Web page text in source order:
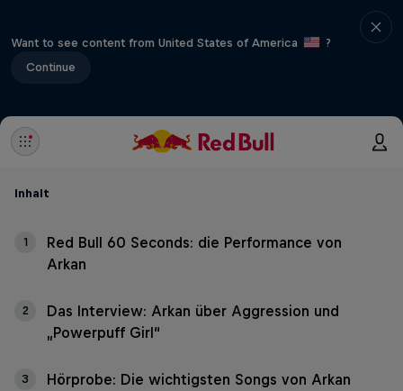
Want to see content from United States of America
?
Continue
Inhalt
1
Red Bull 60 Seconds: die Performance von
Arkan
2
Das Interview: Arkan über Aggression und
„Powerpuff Girl“
3 Hörprobe: Die wichtigsten Songs von Arkan